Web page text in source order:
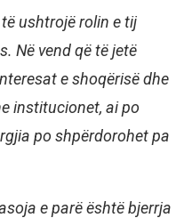
ushtrojë rolin e tij
Në vend që të jetë
e shoqërisë dhe
institucionet, ai po
po shpërdorohet pa
e parë është bjerrja